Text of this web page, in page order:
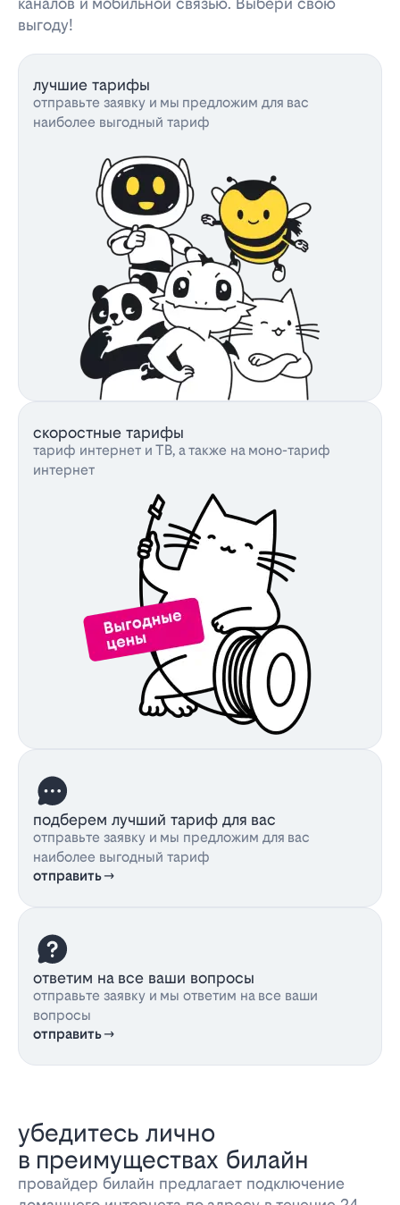
выгоду!
лучшие тарифы
отправьте заявку и мы предложим для вас
наиболее выгодный тариф
скоростные тарифы
тариф интернет и ТВ, а также на моно-тариф
интернет
подберем лучший тариф для вас
отправьте заявку и мы предложим для вас
наиболее выгодный тариф
отправить
ответим на все ваши вопросы
отправьте заявку и мы ответим на все ваши
вопросы
отправить
убедитесь лично
в преимуществах билайн
провайдер билайн предлагает подключение